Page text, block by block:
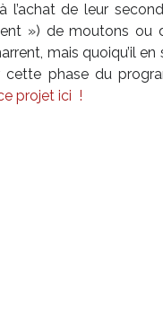
l’achat de leur
») de moutons ou
mais quoiqu’il en
cette phase du
projet ici !